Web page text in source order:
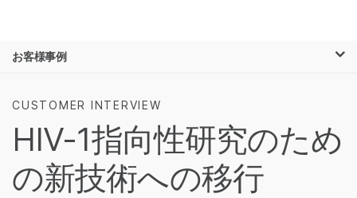
ソリューション
ラーニング
企業情報
サポート
お客様事例
CUSTOMER INTERVIEW
HIV-1指向性研究のため
の新技術への移行
お気に入りの分野を選択すると、関連性の
がん研究
微生物研究
農学研究
複雑な疾患
生殖医学
遺伝性および希少疾
患研究